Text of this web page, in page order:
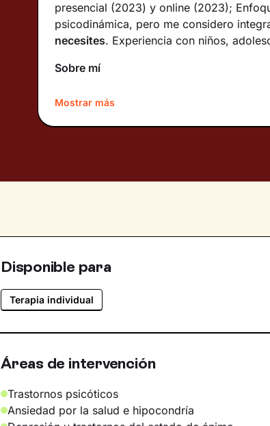
presencial (2023) y online (2023);
psicodinámica, pero me considero
necesites. Experiencia con niños,
Sobre mí
¡Hola! Soy Ane, psicóloga general
conmigo serían online, espero poder
Español, Euskera e Inglés.
Mostrar más
Disponible para
Terapia individual
Áreas de intervención
Trastornos psicóticos
Ansiedad por la salud e hipocondría